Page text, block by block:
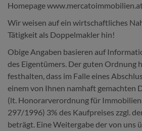
Homepage
Wir weisen auf ein wirtschaftliches
Tätigkeit als Doppelmakler hin!
Obige Angaben basieren auf
des Eigentümers. Der guten Ordnung
festhalten, dass im Falle eines
einem von Ihnen namhaft gemachten
(lt. Honorarverordnung für
297/1996) 3% des Kaufpreises zzgl.
beträgt. Eine Weitergabe der von uns